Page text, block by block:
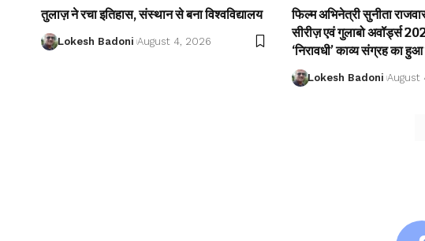
तुलाज़ ने रचा इतिहास, संस्थान से बना विश्वविद्यालय
Lokesh Badoni August 4, 2026
फिल्म अभिनेत्री सुनीता
सीरीज़ एवं गुलाबो अवॉर्ड्स
‘निरावधी’ काव्य संग्रह का
Lokesh Badoni August